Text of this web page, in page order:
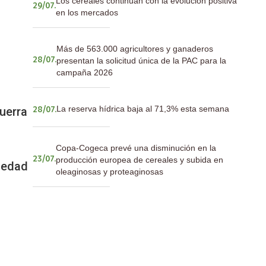
29/07.
en los mercados
28/07.
Más de 563.000 agricultores y ganaderos
presentan la solicitud única de la PAC para la
campaña 2026
28/07.La reserva hídrica baja al 71,3% esta semana
23/07.
Copa-Cogeca prevé una disminución en la
producción europea de cereales y subida en
oleaginosas y proteaginosas